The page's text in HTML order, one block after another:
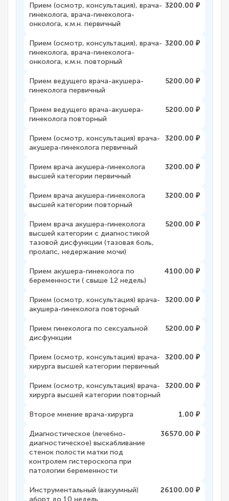
Прием (осмотр, консультация), врача-
гинеколога, врача-гинеколога-
онколога, к.м.н. первичный
3200.00 ₽
Прием (осмотр, консультация), врача-
гинеколога, врача-гинеколога-
онколога, к.м.н. повторный
3200.00 ₽
Прием ведущего врача-акушера-
гинеколога первичный
5200.00 ₽
Прием ведущего врача-акушера-
гинеколога повторный
5200.00 ₽
Прием (осмотр, консультация) врача-
акушера-гинеколога первичный
3200.00 ₽
Прием врача акушера-гинеколога
высшей категории первичный
3200.00 ₽
Прием врача акушера-гинеколога
высшей категории повторный
3200.00 ₽
Прием врача акушера-гинеколога
высшей категории с диагностикой
тазовой дисфункции (тазовая боль,
пролапс, недержание мочи)
5200.00 ₽
Прием акушера-гинеколога по
беременности ( свыше 12 недель)
4100.00 ₽
Прием (осмотр, консультация) врача-
акушера-гинеколога повторный
3200.00 ₽
Прием гинеколога по сексуальной
дисфункции
5200.00 ₽
Прием (осмотр, консультация) врача-
хирурга высшей категории первичный
3200.00 ₽
Прием (осмотр, консультация) врача-
хирурга высшей категории повторный
3200.00 ₽
Второе мнение врача-хирурга 1.00 ₽
Диагностическое (лечебно-
диагностическое) выскабливание
стенок полости матки под
контролем гистероскопа при
патологии беременности
36570.00 ₽
Инструментальный (вакуумный)
аборт до 10 недель
26100.00 ₽